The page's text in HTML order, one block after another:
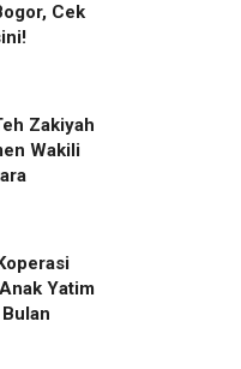
Cek
Zakiyah
Wakili
Yatim